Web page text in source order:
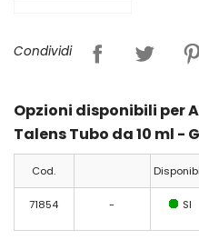
Condividi
Opzioni disponibili per
Talens Tubo da 10 ml -
Cod.
71854 - SI